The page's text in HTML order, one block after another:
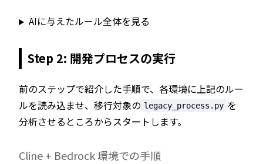
AIに与えたルール全体を見る
Step 2: 開発プロセスの実行
前のステップで紹介した手順で、各環境に上記のルー
ルを読み込ませ、移行対象の legacy_process.py を
分析させるところからスタートします。
Cline + Bedrock 環境での手順